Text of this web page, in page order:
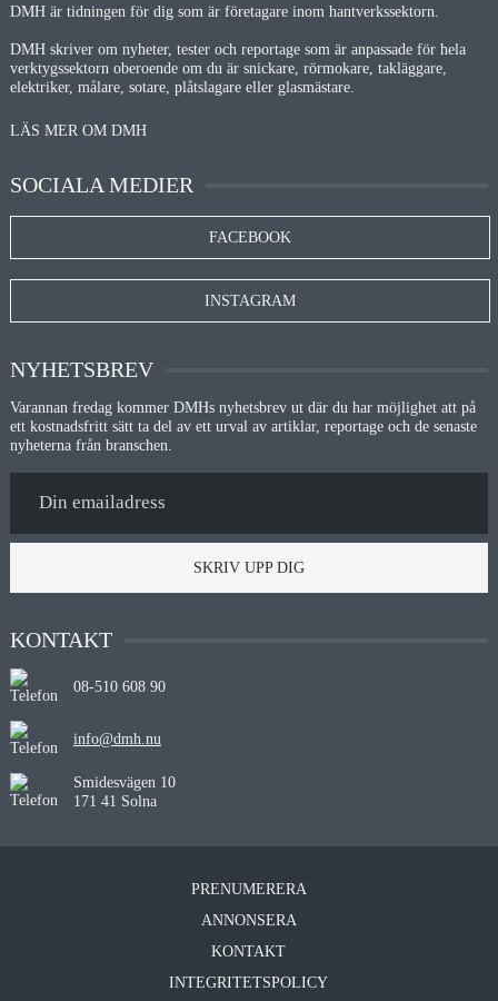
DMH är tidningen för dig som är företagare inom hantverkssektorn.
DMH skriver om nyheter, tester och reportage som är anpassade för hela
verktygssektorn oberoende om du är snickare, rörmokare, takläggare,
elektriker, målare, sotare, plåtslagare eller glasmästare.
LÄS MER OM DMH
SOCIALA MEDIER
FACEBOOK
INSTAGRAM
NYHETSBREV
Varannan fredag kommer DMHs nyhetsbrev ut där du har möjlighet att på
ett kostnadsfritt sätt ta del av ett urval av artiklar, reportage och de senaste
nyheterna från branschen.
SKRIV UPP DIG
KONTAKT
08-510 608 90
info@dmh.nu
Smidesvägen 10
171 41 Solna
PRENUMERERA
ANNONSERA
KONTAKT
INTEGRITETSPOLICY